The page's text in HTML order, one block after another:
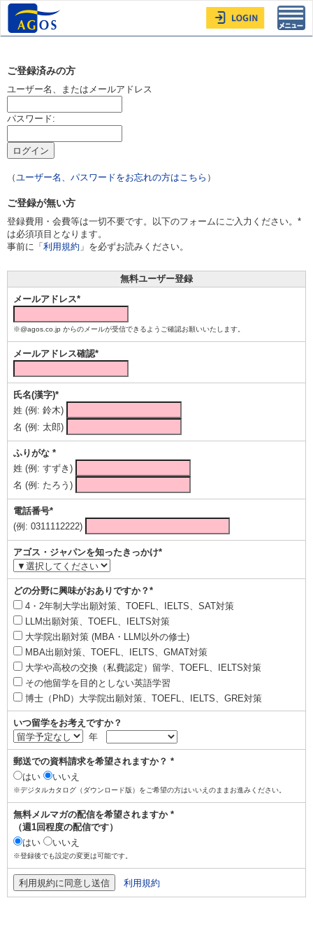
ご登録済みの方
ユーザー名、またはメールアドレス
パスワード:
（ユーザー名、パスワードをお忘れの方はこちら ）
ご登録が無い方
登録費用・会費等は一切不要です。以下のフォームにご入力ください。*
は必須項目となります。
事前に「 利用規約 」を必ずお読みください。
無料ユーザー登録
メールアドレス*
※@agos.co.jp からのメールが受信できるようご確認お願いいたします。
メールアドレス確認*
氏名(漢字)*
姓 (例: 鈴木)
名 (例: 太郎)
ふりがな *
姓 (例: すずき)
名 (例: たろう)
電話番号*
(例: 0311112222)
アゴス・ジャパンを知ったきっかけ*
どの分野に興味がおありですか？*
4・2年制大学出願対策、TOEFL、IELTS、SAT対策
LLM出願対策、TOEFL、IELTS対策
大学院出願対策 (MBA・LLM以外の修士)
MBA出願対策、TOEFL、IELTS、GMAT対策
大学や高校の交換（私費認定）留学、TOEFL、IELTS対策
その他留学を目的としない英語学習
博士（PhD）大学院出願対策、TOEFL、IELTS、GRE対策
いつ留学をお考えですか？
年
郵送での資料請求を希望されますか？ *
はい
いいえ
※デジタルカタログ（ダウンロード版）をご希望の方はいいえのままお進みください。
無料メルマガの配信を希望されますか *
（週1回程度の配信です）
はい
いいえ
※登録後でも設定の変更は可能です。
利用規約